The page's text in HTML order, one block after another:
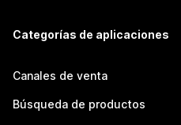
Categorías de aplicaciones
Canales de venta
Búsqueda de productos